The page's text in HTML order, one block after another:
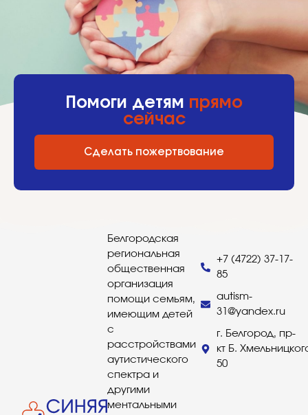
Помоги детям прямо
сейчас
Сделать пожертвование
Белгородская
региональная
общественная
организация
помощи семьям,
имеющим детей
с
расстройствами
аутистического
спектра и
другими
ментальными
+7 (4722) 37-17-
85
autism-
31@yandex.ru
г. Белгород, пр-
кт Б.
50